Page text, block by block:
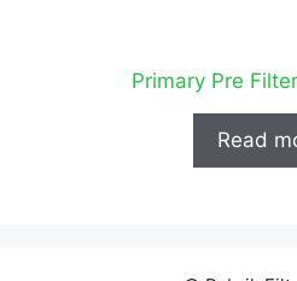
Primary Pre
Read